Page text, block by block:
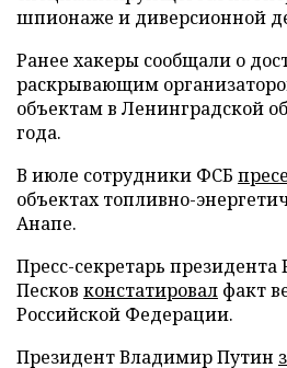
шпионаже и диверсионной
Ранее хакеры сообщали о
раскрывающим
объектам в Ленинградской
года.
В июле сотрудники ФСБ
объектах топливно-
Анапе.
Пресс-секретарь
Песков констатировал факт
Российской Федерации.
Президент Владимир Путин